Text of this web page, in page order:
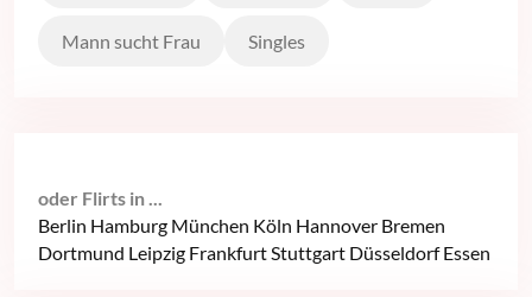
Mann sucht Frau Singles
oder Flirts in ...
Berlin Hamburg München Köln Hannover Bremen
Dortmund Leipzig FrankfurtStuttgart Düsseldorf Essen